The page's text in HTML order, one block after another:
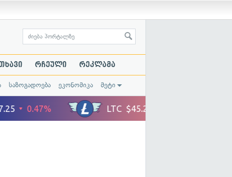
რჩეული რეკლამა
საზოგადოება ეკონომიკა მეტი